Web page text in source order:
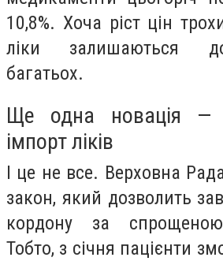
10,8%. Хоча ріст цін
ліки залишаються
багатьох.
Ще одна новація —
імпорт ліків
І це не все. Верховна
закон, який дозволить
кордону за
Тобто, з січня пацієнти